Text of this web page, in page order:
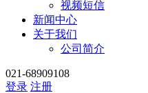
视频短信
新闻中心
关于我们
公司简介
021-68909108
登录 注册